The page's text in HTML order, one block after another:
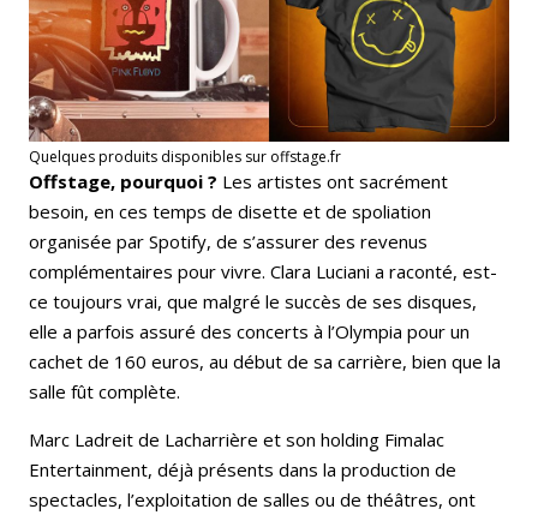
Quelques produits disponibles sur offstage.fr
Offstage, pourquoi ? Les artistes ont sacrément
besoin, en ces temps de disette et de spoliation
organisée par Spotify, de s’assurer des revenus
complémentaires pour vivre. Clara Luciani a raconté, est-
ce toujours vrai, que malgré le succès de ses disques,
elle a parfois assuré des concerts à l’Olympia pour un
cachet de 160 euros, au début de sa carrière, bien que la
salle fût complète.
Marc Ladreit de Lacharrière et son holding Fimalac
Entertainment, déjà présents dans la production de
spectacles, l’exploitation de salles ou de théâtres, ont